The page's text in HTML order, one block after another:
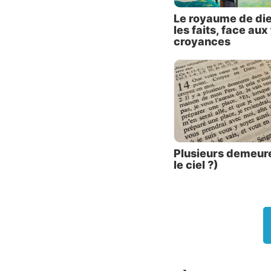
«
amour
le lire
point,
bénie
Les
Le
paix
Le royaume de
les faits, face aux
croyances
Plusieurs
le ciel ?)